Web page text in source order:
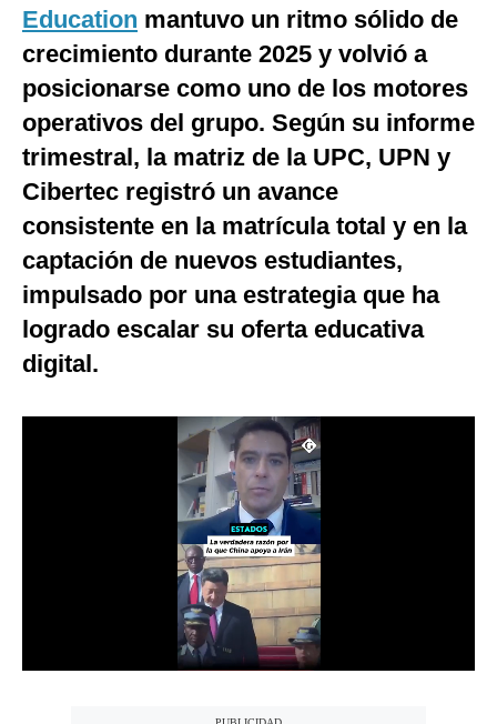
Internacional
Club del Suscriptor
Mix
G de Gestión
Notas Contratadas
Podcast
Gestión TV
Videos
Education mantuvo un ritmo sólido de
crecimiento durante 2025 y volvió a
posicionarse como uno de los motores
operativos del grupo. Según su informe
trimestral, la matriz de la UPC, UPN y
Cibertec registró un avance
consistente en la matrícula total y en la
captación de nuevos estudiantes,
impulsado por una estrategia que ha
logrado escalar su oferta educativa
digital.